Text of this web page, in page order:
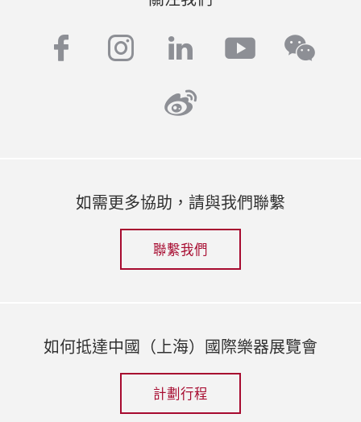
facebook
instagram
linkedinyoutube
weibo
如需更多協助，請與我們聯繫
聯繫我們
如何抵達中國（上海）國際樂器展覽會
計劃行程